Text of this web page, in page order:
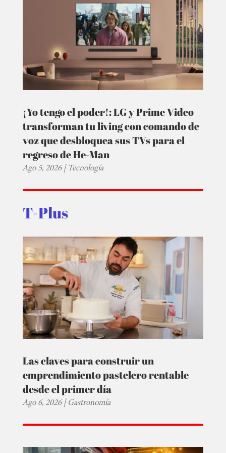
¡Yo tengo el poder!: LG y Prime Video
transforman tu living con comando de
voz que desbloquea sus TVs para el
regreso de He-Man
Ago 5, 2026|Tecnología
T-Plus
Las claves para construir un
emprendimiento pastelero rentable
desde el primer día
Ago 6, 2026|Gastronomía